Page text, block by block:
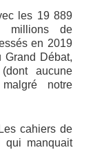
les 19 889
millions de
en 2019
Débat,
aucune
notre
cahiers de
qui manquait